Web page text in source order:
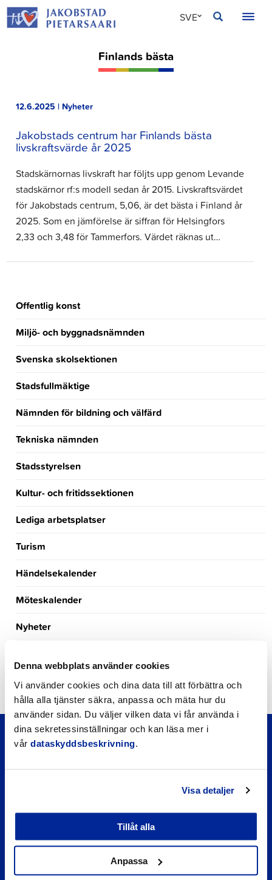
Denna webbplats använder cookies
Vi använder cookies och dina data till att förbättra och
hålla alla tjänster säkra, anpassa och mäta hur du
använder sidan. Du väljer vilken data vi får använda i
dina sekretessinställningar och kan läsa mer i
vår dataskyddsbeskrivning
Visa detaljer
Tillåt alla
Anpassa
Hoppa
till
SVE
Finlands bästa
12.6.2025 | Nyheter
Jakobstads centrum har Finlands bästa
livskraftsvärde år 2025
Stadskärnornas livskraft har följts upp genom Levande
stadskärnor rf:s modell sedan år 2015. Livskraftsvärdet
för Jakobstads centrum, 5,06, är det bästa i Finland år
2025. Som en jämförelse är siffran för Helsingfors
2,33 och 3,48 för Tammerfors. Värdet räknas ut…
Offentlig konst
Miljö- och byggnadsnämnden
Svenska skolsektionen
Stadsfullmäktige
Nämnden för bildning och välfärd
Tekniska nämnden
Stadsstyrelsen
Kultur- och fritidssektionen
Lediga arbetsplatser
Turism
Händelsekalender
Möteskalender
Nyheter
Okategoriserade
Snabblänkar